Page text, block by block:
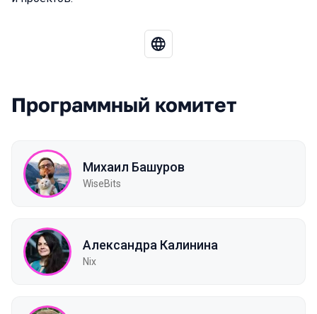
Программный комитет
Михаил Башуров
WiseBits
Александра Калинина
Nix